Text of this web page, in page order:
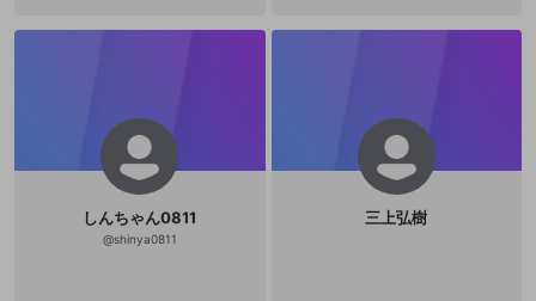
しんちゃん0811
@shinya0811
三上弘樹